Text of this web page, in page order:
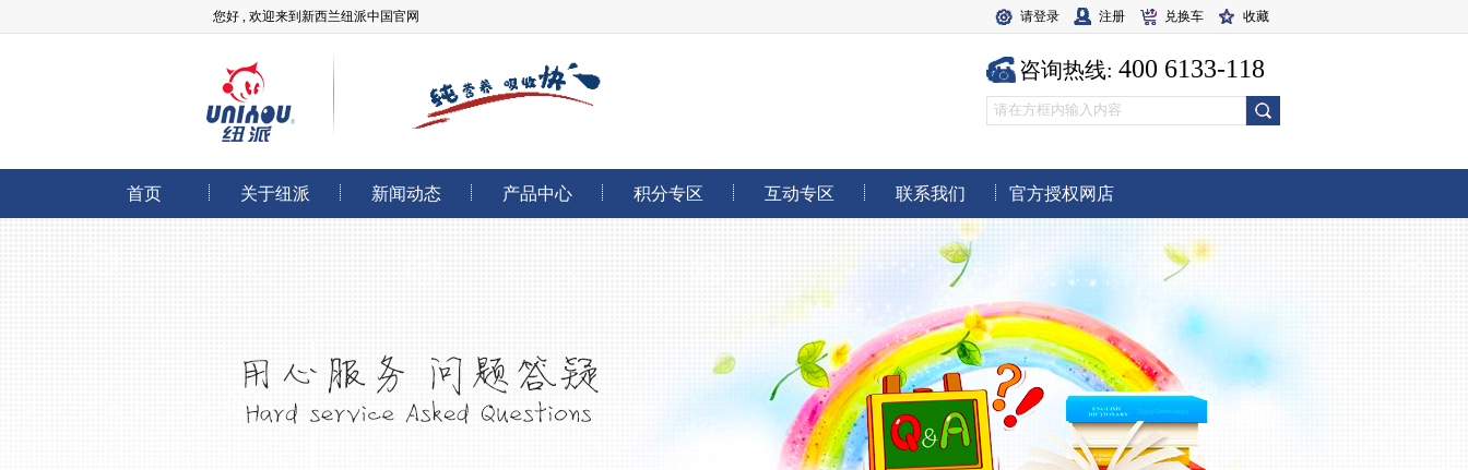
您好 , 欢迎来到新西兰纽派中国官网 请登录 注册 兑换车 收藏
咨询热线: 400 6133-118
首页 关于纽派 新闻动态 产品中心 积分专区 互动专区 联系我们 官方授权网店